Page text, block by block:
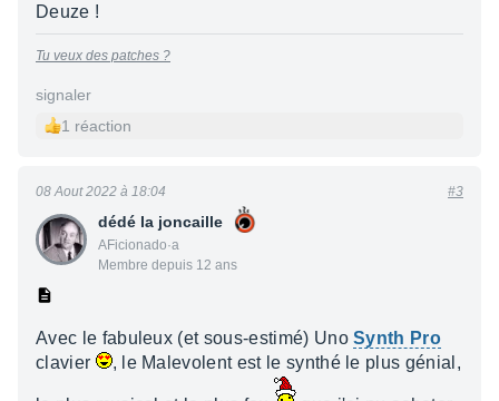
Deuze !
Tu veux des patches ?
signaler
1 réaction
dédé la joncaille
AFicionado·a
Membre depuis 12 ans
08 Aout 2022 à 18:04 #3
Avec le fabuleux (et sous-estimé) UnoSynth Pro
clavier
, le Malevolent est le synthé le plus génial,